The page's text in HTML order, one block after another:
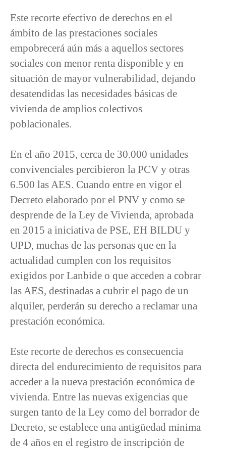
Este recorte efectivo de derechos en el
ámbito de las prestaciones sociales
empobrecerá aún más a aquellos sectores
sociales con menor renta disponible y en
situación de mayor vulnerabilidad, dejando
desatendidas las necesidades básicas de
vivienda de amplios colectivos
poblacionales.
En el año 2015, cerca de 30.000 unidades
convivenciales percibieron la PCV y otras
6.500 las AES. Cuando entre en vigor el
Decreto elaborado por el PNV y como se
desprende de la Ley de Vivienda, aprobada
en 2015 a iniciativa de PSE, EH BILDU y
UPD, muchas de las personas que en la
actualidad cumplen con los requisitos
exigidos por Lanbide o que acceden a cobrar
las AES, destinadas a cubrir el pago de un
alquiler, perderán su derecho a reclamar una
prestación económica.
Este recorte de derechos es consecuencia
directa del endurecimiento de requisitos para
acceder a la nueva prestación económica de
vivienda. Entre las nuevas exigencias que
surgen tanto de la Ley como del borrador de
Decreto, se establece una antigüedad mínima
de 4 años en el registro de inscripción de